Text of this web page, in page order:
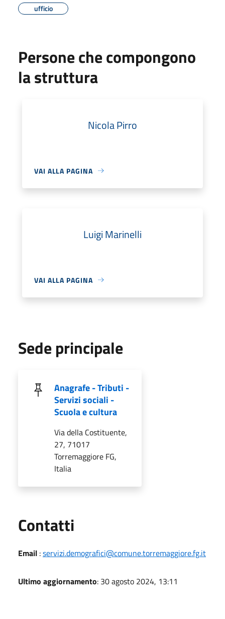
ufficio
Persone che compongono
la struttura
Nicola Pirro
VAI ALLA PAGINA
Luigi Marinelli
VAI ALLA PAGINA
Sede principale
Anagrafe - Tributi -
Servizi sociali -
Scuola e cultura
Via della Costituente,
27, 71017
Torremaggiore FG,
Italia
Contatti
Email :servizi.demografici@comune.torremaggiore.fg.it
Ultimo aggiornamento: 30 agosto 2024, 13:11